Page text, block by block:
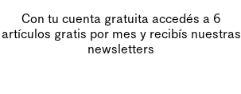
Con tu cuenta gratuita accedés a 6
artículos gratis por mes y recibís nuestras
newsletters